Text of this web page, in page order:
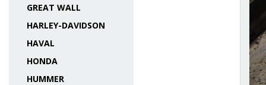
GREAT WALL
HARLEY-DAVIDSON
HAVAL
HONDA
HUMMER